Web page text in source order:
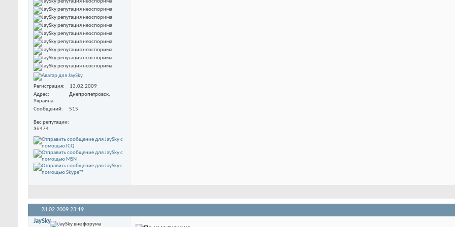
Регистрация
13.02.2009
Адрес
Днепропетровск,
Украина
Сообщений
515
Вес репутации
36474
28.02.2009 23:19
JaySky